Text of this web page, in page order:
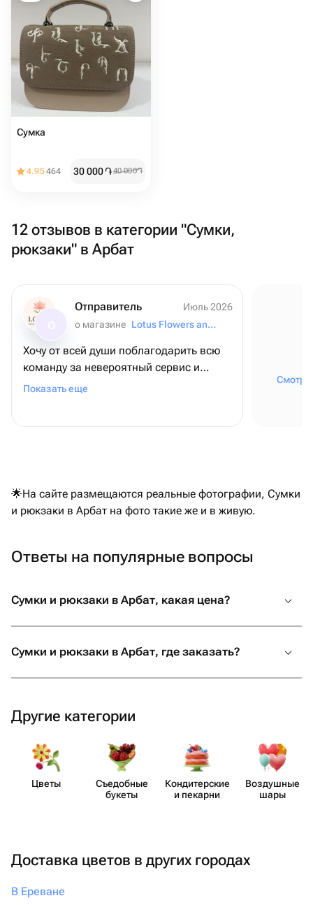
Сумка
4.95464 30 000֏40 000֏
12 отзывов в категории "Сумки,
рюкзаки" в Арбат
Отправитель
Июль 2026
о магазине
Lotus Flowers and Gifts
Хочу от всей души поблагодарить всю
команду за невероятный сервис и
внимание к деталям! ❤️ Для меня этот
мне полное спокойствие и уверенность
В итоге всё было даже лучше, чем я
торт, роскошные шарики, красивая
упаковка, а самое трогательное - мою
переписали от руки. Папа был счастлив,
отзывчивость, профессионализм и
своим близким не просто подарок, а
что всё будет выполнено с любовью и
безупречно, смело обращайтесь
именно сюда. Вы точно не пожалеете!
Показать еще
🌟На сайте размещаются реальные фотографии, Сумки
и рюкзаки в Арбат на фото такие же и в живую.
Ответы на популярные вопросы
Сумки и рюкзаки в Арбат, какая цена?
Сумки и рюкзаки в Арбат, где заказать?
Другие категории
Цветы
Съедобные
букеты
Кондит​ерские
и пекарни
Воздушные
шары
Доставка цветов в других городах
В Ереване